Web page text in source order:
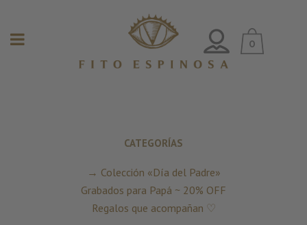
0
CATEGORÍAS
→ Colección «Día del Padre»
Grabados para Papá ~ 20% OFF
Regalos que acompañan ♡